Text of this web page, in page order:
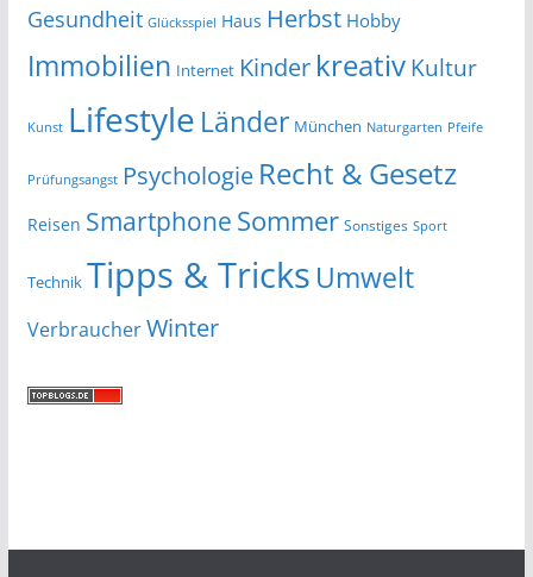
Gesundheit Glücksspiel Haus Herbst Hobby
Immobilien Internet Kinder kreativKultur
Kunst Lifestyle Länder München Naturgarten Pfeife
Prüfungsangst Psychologie Recht & Gesetz
Reisen Smartphone Sommer Sonstiges Sport
Technik Tipps & Tricks Umwelt
VerbraucherWinter